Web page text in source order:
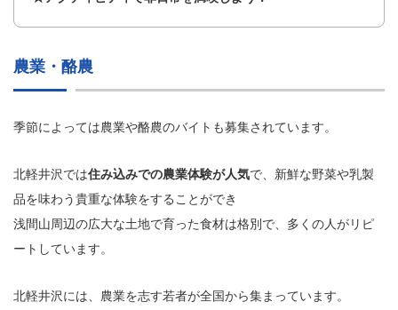
農業・酪農
季節によっては農業や酪農のバイトも募集されています。
北軽井沢では住み込みでの農業体験が人気で、新鮮な野菜や乳製
品を味わう貴重な体験をすることができ
浅間山周辺の広大な土地で育った食材は格別で、多くの人がリピ
ートしています。
北軽井沢には、農業を志す若者が全国から集まっています。